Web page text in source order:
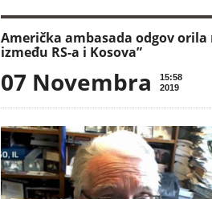
Američka ambasada odgov
između RS-a i Kosova”
07 Novembra
15:58
2019